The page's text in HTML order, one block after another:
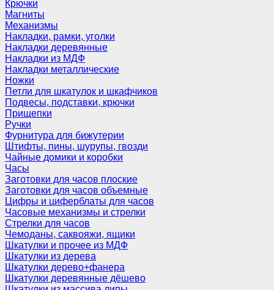
Крючки
Магниты
Механизмы
Накладки, рамки, уголки
Накладки деревянные
Накладки из МДФ
Накладки металлические
Ножки
Петли для шкатулок и шкафчиков
Подвесы, подставки, крючки
Прищепки
Ручки
Фурнитура для бижутерии
Штифты, пины, шурупы, гвозди
Чайные домики и коробки
Часы
Заготовки для часов плоские
Заготовки для часов объемные
Цифры и циферблаты для часов
Часовые механизмы и стрелки
Стрелки для часов
Чемоданы, саквояжи, ящики
Шкатулки и прочее из МДФ
Шкатулки из дерева
Шкатулки дерево+фанера
Шкатулки деревянные дёшево